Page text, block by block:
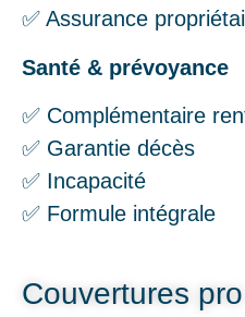
✅ Assurance
Santé & prévoyance
✅ Complémentaire
✅ Garantie décès
✅ Incapacité
✅ Formule intégrale
Couvertures pro